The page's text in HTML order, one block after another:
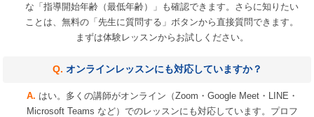
な「指導開始年齢（最低年齢）」も確認できます。さらに知りたい
ことは、無料の「先生に質問する」ボタンから直接質問できます。
まずは体験レッスンからお試しください。
オンラインレッスンにも対応していますか？
はい。多くの講師がオンライン（Zoom・Google Meet・LINE・
Microsoft Teams など）でのレッスンにも対応しています。プロフ